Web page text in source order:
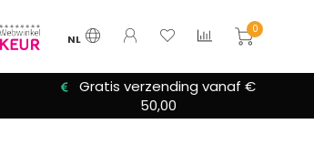
NL
0
Gratis verzending vanaf €
50,00